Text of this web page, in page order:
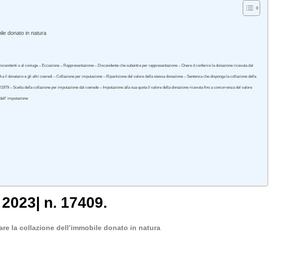
donato in natura
o al coniuge – Eccezione – Rappresentazione – Discendente che subentra per rappresentazione – Onere d conferire la donazione ricevuta dal
donatario e gli altri coeredi – Collazione per imputazione – Ripartizione del valore della stessa donazione – Sentenza che disponga la collazione della
– Scelta della collazione per imputazione dal coerede – Imputazione alla sua quota il valore della donazione ricevuta fino a concorrenza del valore
imputazione
| n. 17409.
la collazione dell’immobile donato in natura